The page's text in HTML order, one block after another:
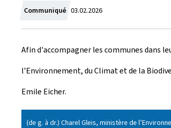
Communiqué C
r
é
e
03.02.2026
Afin d'accompagner les communes dans
l’Environnement, du Climat et de la
Emile Eicher.
(de g. à dr.) Charel Gleis, ministère de